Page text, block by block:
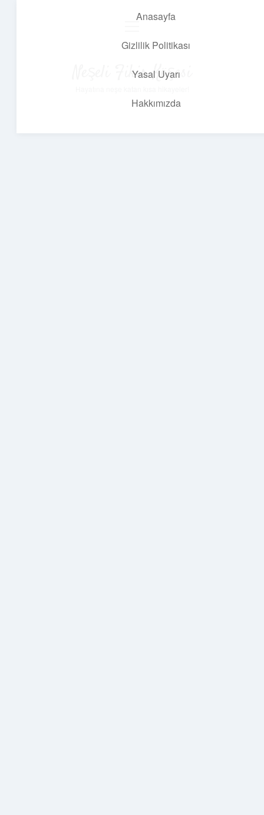
Anasayfa
Gizlilik Politikası
Yasal Uyarı
Hakkımızda
Neşeli Fikir Köşesi